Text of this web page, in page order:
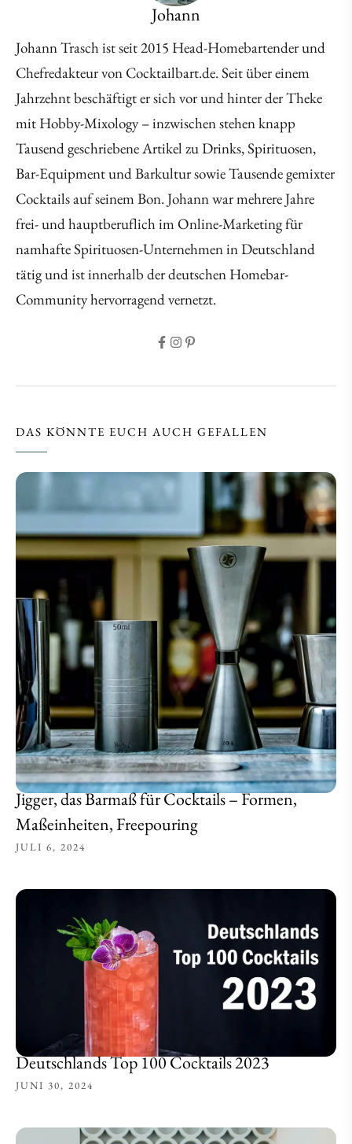
Johann
Johann Trasch ist seit 2015 Head-Homebartender und
Chefredakteur von Cocktailbart.de. Seit über einem
Jahrzehnt beschäftigt er sich vor und hinter der Theke
mit Hobby-Mixology – inzwischen stehen knapp
Tausend geschriebene Artikel zu Drinks, Spirituosen,
Bar-Equipment und Barkultur sowie Tausende gemixter
Cocktails auf seinem Bon. Johann war mehrere Jahre
frei- und hauptberuflich im Online-Marketing für
namhafte Spirituosen-Unternehmen in Deutschland
tätig und ist innerhalb der deutschen Homebar-
Community hervorragend vernetzt.
DAS KÖNNTE EUCH AUCH GEFALLEN
Jigger, das Barmaß für Cocktails – Formen,
Maßeinheiten, Freepouring
JULI 6, 2024
Deutschlands Top 100 Cocktails 2023
JUNI 30, 2024